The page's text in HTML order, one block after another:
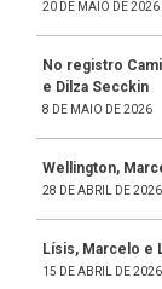
20 DE MAIO DE 2026
No registro
e Dilza Secckin
8 DE MAIO DE 2026
Wellington,
28 DE ABRIL DE 2026
Lísis, Marcelo e
15 DE ABRIL DE 2026